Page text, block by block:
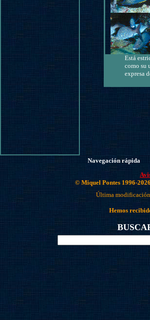
Está
como su
expresa
Navegación rápida
© Miquel Pontes 1996-2026
Última
Hemos